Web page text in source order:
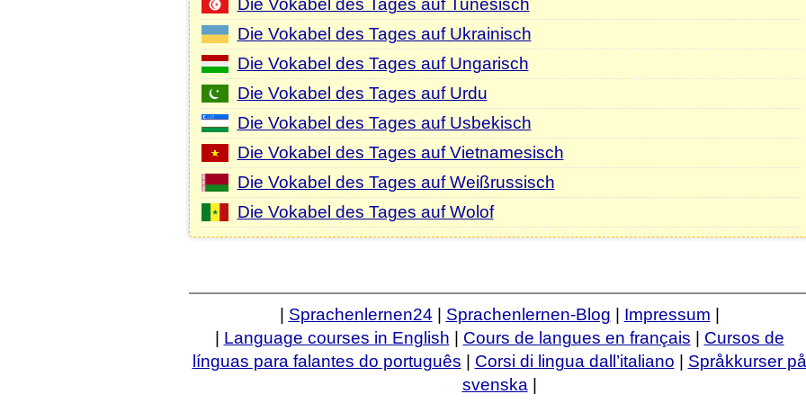
Die Vokabel des Tages auf Tunesisch
Die Vokabel des Tages auf Ukrainisch
Die Vokabel des Tages auf Ungarisch
Die Vokabel des Tages auf Urdu
Die Vokabel des Tages auf Usbekisch
Die Vokabel des Tages auf Vietnamesisch
Die Vokabel des Tages auf Weißrussisch
Die Vokabel des Tages auf Wolof
| Sprachenlernen24 | Sprachenlernen-Blog | Impressum |
| Language courses in English | Cours de langues en français | Cursos de
línguas para falantes do português | Corsi di lingua dall’italiano | Språkkurser på
svenska |